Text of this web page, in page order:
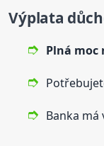
Výplata
Plná moc
Banka má